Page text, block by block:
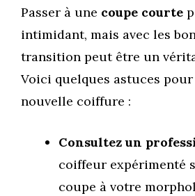
Passer à une coupe courte
intimidant, mais avec les
transition peut être un
Voici quelques astuces
nouvelle coiffure :
Consultez un
coiffeur expérimenté
coupe à votre